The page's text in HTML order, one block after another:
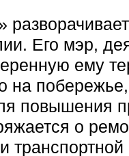
Его мэр,
ему
на
повышения
о